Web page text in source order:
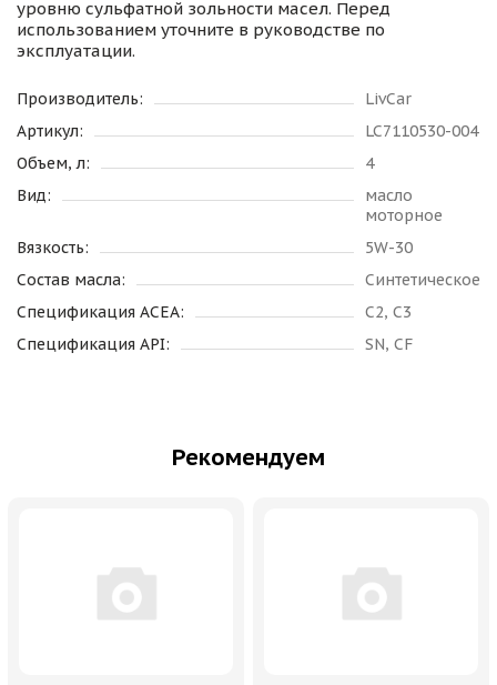
уровню сульфатной зольности масел. Перед
использованием уточните в руководстве по
эксплуатации.
Производитель:
LivCar
Артикул:
LC7110530-004
Объем, л:
4
Вид:
масло
моторное
Вязкость:
5W-30
Состав масла:
Синтетическое
Спецификация ACEA:
C2, C3
Спецификация API:
SN, CF
Рекомендуем